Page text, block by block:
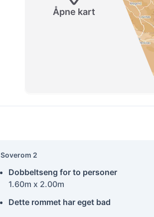
Åpne kart
Soverom 2
Dobbeltseng for to personer
1.60m x 2.00m
Dette rommet har eget bad